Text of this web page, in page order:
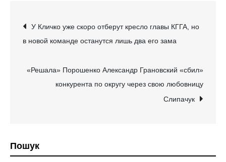
Навігація
записів
У Кличко уже скоро отберут кресло главы КГГА, но
в новой команде останутся лишь два его зама
«Решала» Порошенко Александр Грановский «сбил»
конкурента по округу через свою любовницу
Слипачук
Пошук